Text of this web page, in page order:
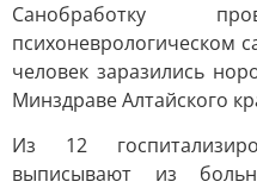
Санобработку
психоневрологическом
человек заразились
Минздраве Алтайского
Из 12
выписывают из